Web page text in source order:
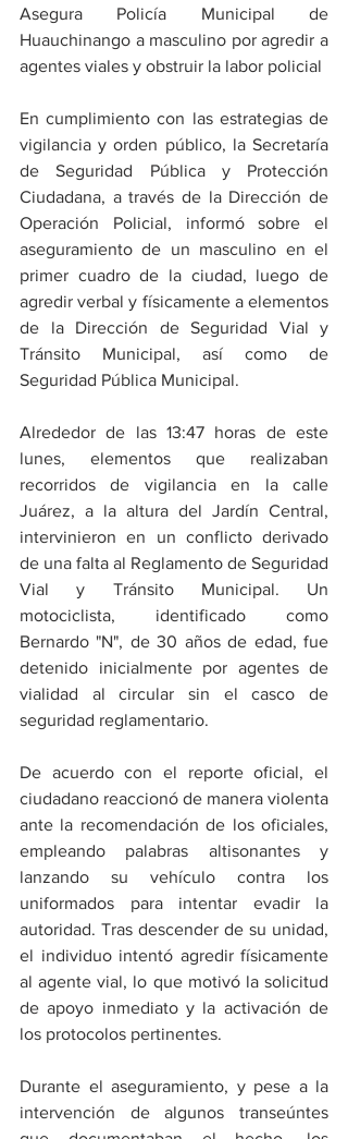
Asegura Policía Municipal de
Huauchinango a masculino por agredir a
agentes viales y obstruir la labor policial
En cumplimiento con las estrategias de
vigilancia y orden público, la Secretaría
de Seguridad Pública y Protección
Ciudadana, a través de la Dirección de
Operación Policial, informó sobre el
aseguramiento de un masculino en el
primer cuadro de la ciudad, luego de
agredir verbal y físicamente a elementos
de la Dirección de Seguridad Vial y
Tránsito Municipal, así como de
Seguridad Pública Municipal.
Alrededor de las 13:47 horas de este
lunes, elementos que realizaban
recorridos de vigilancia en la calle
Juárez, a la altura del Jardín Central,
intervinieron en un conflicto derivado
de una falta al Reglamento de Seguridad
Vial y Tránsito Municipal. Un
motociclista, identificado como
Bernardo "N", de 30 años de edad, fue
detenido inicialmente por agentes de
vialidad al circular sin el casco de
seguridad reglamentario.
De acuerdo con el reporte oficial, el
ciudadano reaccionó de manera violenta
ante la recomendación de los oficiales,
empleando palabras altisonantes y
lanzando su vehículo contra los
uniformados para intentar evadir la
autoridad. Tras descender de su unidad,
el individuo intentó agredir físicamente
al agente vial, lo que motivó la solicitud
de apoyo inmediato y la activación de
los protocolos pertinentes.
Durante el aseguramiento, y pese a la
intervención de algunos transeúntes